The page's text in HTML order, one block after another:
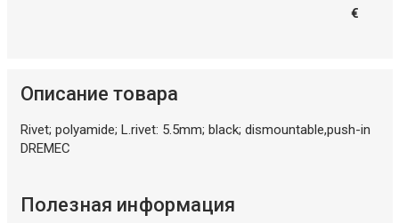
€
Описание товара
Rivet; polyamide; L.rivet: 5.5mm; black; dismountable,push-in
DREMEC
Полезная информация